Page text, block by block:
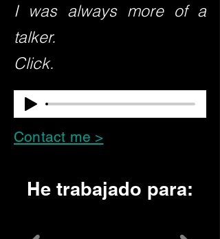
I was always more of a
talker.
Click.
Contact me >
He trabajado para: